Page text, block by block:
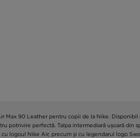
90 Leather pentru copii de la Nike.
potrivire perfectă. Talpa intermediară ușoară
logoul Nike Air, precum și cu legendarul logo